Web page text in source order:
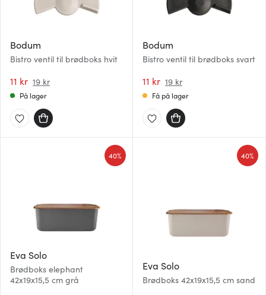
Bodum
Bistro ventil til brødboks hvit
11 kr 19 kr
På lager
Bodum
Bistro ventil til brødboks svart
11 kr 19 kr
Få på lager
Eva Solo
Brødboks elephant
42x19x15,5 cm grå
40%
Eva Solo
Brødboks 42x19x15,5 cm sand
40%